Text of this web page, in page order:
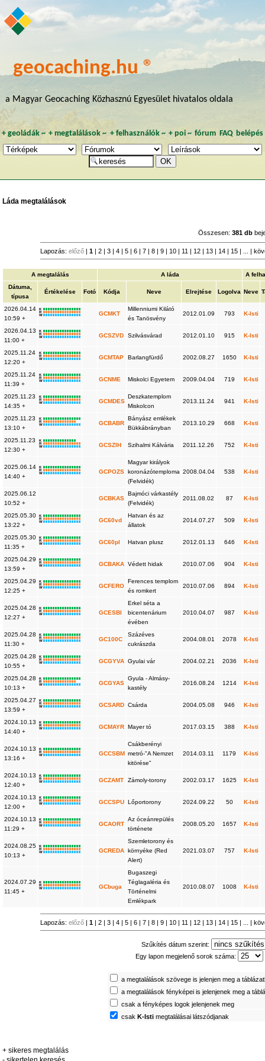
geocaching.hu ®
a Magyar Geocaching Közhasznú Egyesület hivatalos oldala
+ geoládák~ +megtalálások ~ + felhasználók~ + poi~ fórum FAQ belépés
Láda megtalálások
Összesen:381 db
Lapozás:előző |1 | 2 | 3 | 4 | 5 | 6 | 7 | 8 | 9 | 10 | 11 | 12 | 13 | 14 | 15 | ... |
A megtalálás A láda
A
Dátuma,
típusa
Értékelése Fotó Kódja Neve Elrejtése Logolva Neve
2026.04.14
10:59 +
K
R
W
GCMKT
Millenniumi Kilátó
és Tanösvény
2012.01.09 793 K-Isti
2026.04.13
11:00 +
K
R
W
GCSZVD Szilvásvárad 2012.01.10 915 K-Isti
2025.11.24
12:20 +
K
R
W
GCMTAP Barlangfürdő 2002.08.27 1650 K-Isti
2025.11.24
11:39 +
K
R
W
GCNME Miskolci Egyetem 2009.04.04 719 K-Isti
2025.11.23
14:35 +
K
R
W
GCMDES
Deszkatemplom
Miskolcon
2013.11.24 941 K-Isti
2025.11.23
13:10 +
K
R
W
GCBABR
Bányász emlékek
Bükkábrányban
2013.10.29 668 K-Isti
2025.11.23
12:30 +
K
R
W
GCSZIH Szihalmi Kálvária 2011.12.26 752 K-Isti
2025.06.14
14:40 +
K
R
W
GCPOZS
Magyar királyok
koronázótemploma
(Felvidék)
2008.04.04 538 K-Isti
2025.06.12
10:52 +
GCBKAS
Bajmóci várkastély
(Felvidék)
2011.08.02 87 K-Isti
2025.05.30
13:22 +
K
R
W
GC60vd
Hatvan és az
állatok
2014.07.27 509 K-Isti
2025.05.30
11:35 +
K
R
W
GC60pl Hatvan plusz 2012.01.13 646 K-Isti
2025.04.29
13:59 +
K
R
W
GCBAKA Védett hidak 2010.07.06 904 K-Isti
2025.04.29
12:25 +
K
R
W
GCFERO
Ferences templom
és romkert
2010.07.06 894 K-Isti
2025.04.28
12:27 +
K
R
W
GCESBI
Erkel séta a
bicentenárium
évében
2010.04.07 987 K-Isti
2025.04.28
11:30 +
K
R
W
GC100C
Százéves
cukrászda
2004.08.01 2078 K-Isti
2025.04.28
10:55 +
K
R
W
GCGYVA Gyulai vár 2004.02.21 2036 K-Isti
2025.04.28
10:13 +
K
R
W
GCGYAS
Gyula - Almásy-
kastély
2016.08.24 1214 K-Isti
2025.04.27
13:59 +
K
R
W
GCSARD Csárda 2004.05.08 946 K-Isti
2024.10.13
14:40 +
K
R
W
GCMAYR Mayer tó 2017.03.15 388 K-Isti
2024.10.13
13:16 +
K
R
W
GCCSBM
Csákberényi
metró-"A Nemzet
kitörése"
2014.03.11 1179 K-Isti
2024.10.13
12:40 +
K
R
W
GCZAMT Zámoly-torony 2002.03.17 1625 K-Isti
2024.10.13
12:00 +
K
R
W
GCCSPU Lőportorony 2024.09.22 50 K-Isti
2024.10.13
11:29 +
K
R
W
GCAORT
Az óceánrepülés
története
2008.05.20 1657 K-Isti
2024.08.25
10:13 +
K
R
W
GCREDA
Szemletorony és
környéke (Red
Alert)
2021.03.07 757 K-Isti
2024.07.29
11:45 +
K
R
W
GCbuga
Bugaszegi
Téglagaléria és
Történelmi
Emlékpark
2010.08.07 1008 K-Isti
Lapozás:előző |1 | 2 | 3 | 4 | 5 | 6 | 7 | 8 | 9 | 10 | 11 | 12 | 13 | 14 | 15 | ... |
Szűkítés dátum szerint:
Egy lapon megjelenő sorok száma:
a megtalálások szövege is jelenjen meg a
a megtalálások fényképei is jelenjenek meg a
csak a fényképes logok jelenjenek meg
csakK-Isti megtalálásai látszódjanak
+ sikeres megtalálás